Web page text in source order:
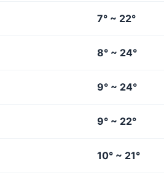
7° ~ 22°
8° ~ 24°
9° ~ 24°
9° ~ 22°
10° ~ 21°